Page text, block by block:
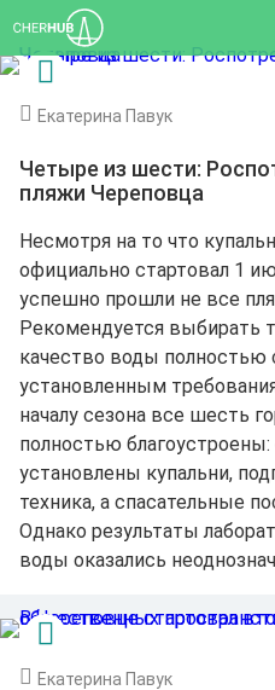
Екатерина Павук
Четыре из шести:
пляжи Череповца
Несмотря на то что
официально стартовал 1
успешно прошли не все
Рекомендуется выбирать
качество воды полностью
установленным
началу сезона все шесть
полностью
установлены купальни,
техника, а спасательные
Однако результаты
воды оказались
Екатерина Павук